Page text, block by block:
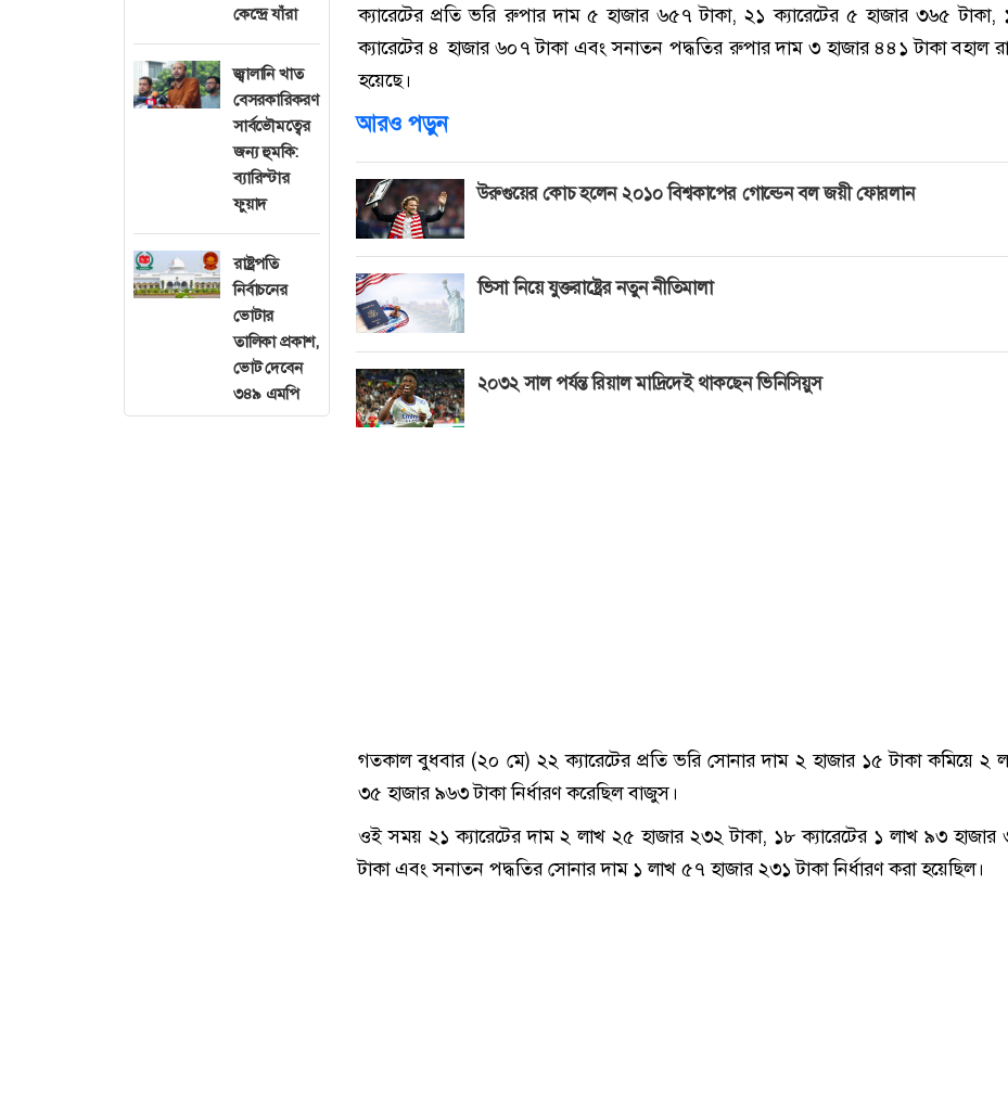
কেন্দ্রে যাঁরা
জ্বালানি খাত
বেসরকারিকরণ
সার্বভৌমত্বের
জন্য হুমকি:
ব্যারিস্টার
ফুয়াদ
রাষ্ট্রপতি
নির্বাচনের
ভোটার
তালিকা প্রকাশ,
ভোট দেবেন
৩৪৯ এমপি
ক্যারেটের প্রতি ভরি রুপার দাম ৫ হাজার ৬৫৭ টাকা, ২১ ক্যারেটের ৫ হাজার ৩৬৫ টাকা,
ক্যারেটের ৪ হাজার ৬০৭ টাকা এবং সনাতন পদ্ধতির রুপার দাম ৩ হাজার ৪৪১ টাকা বহাল
হয়েছে।
আরও পড়ুন
উরুগুয়ের কোচ হলেন ২০১০ বিশ্বকাপের গোল্ডেন বল জয়ী ফোরলান
ভিসা নিয়ে যুক্তরাষ্ট্রের নতুন নীতিমালা
২০৩২ সাল পর্যন্ত রিয়াল মাদ্রিদেই থাকছেন ভিনিসিয়ুস
গতকাল বুধবার (২০ মে) ২২ ক্যারেটের প্রতি ভরি সোনার দাম ২ হাজার ১৫ টাকা কমিয়ে ২
৩৫ হাজার ৯৬৩ টাকা নির্ধারণ করেছিল বাজুস।
ওই সময় ২১ ক্যারেটের দাম ২ লাখ ২৫ হাজার ২৩২ টাকা, ১৮ ক্যারেটের ১ লাখ ৯৩ হাজার
টাকা এবং সনাতন পদ্ধতির সোনার দাম ১ লাখ ৫৭ হাজার ২৩১ টাকা নির্ধারণ করা হয়েছিল।